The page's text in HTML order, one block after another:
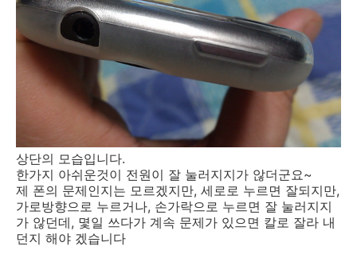
상단의 모습입니다.
한가지 아쉬운것이 전원이 잘 눌러지지가 않더군요~
제 폰의 문제인지는 모르겠지만, 세로로 누르면 잘되지만,
가로방향으로 누르거나, 손가락으로 누르면 잘 눌러지지
가 않던데, 몇일 쓰다가 계속 문제가 있으면 칼로 잘라 내
던지 해야 겠습니다